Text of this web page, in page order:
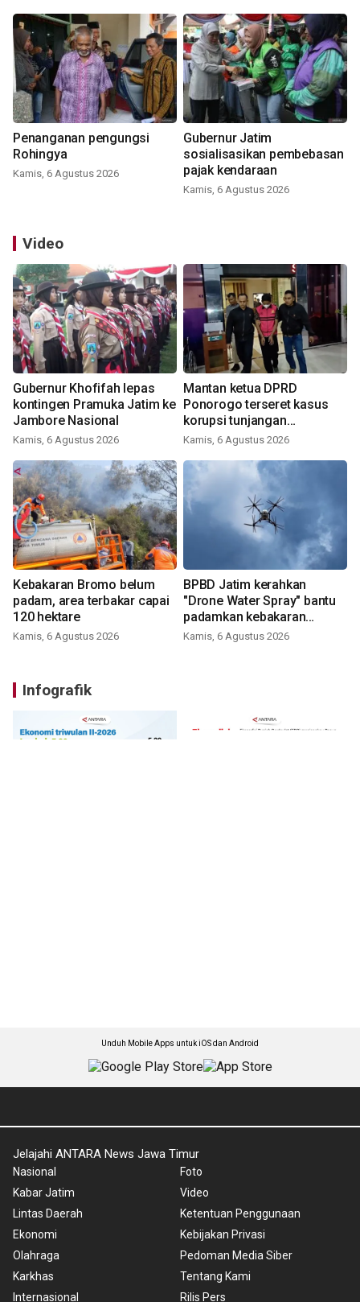
Penanganan pengungsi
Rohingya
Kamis, 6 Agustus 2026
Gubernur Jatim
sosialisasikan pembebasan
pajak kendaraan
Kamis, 6 Agustus 2026
Video
Gubernur Khofifah lepas
kontingen Pramuka Jatim ke
Jambore Nasional
Kamis, 6 Agustus 2026
Mantan ketua DPRD
Ponorogo terseret kasus
korupsi tunjangan
perumahan
Kamis, 6 Agustus 2026
Kebakaran Bromo belum
padam, area terbakar capai
120 hektare
Kamis, 6 Agustus 2026
BPBD Jatim kerahkan
"Drone Water Spray" bantu
padamkan kebakaran
Bromo
Kamis, 6 Agustus 2026
Infografik
Unduh Mobile Apps untuk iOS dan Android
Jelajahi ANTARA News Jawa Timur
Nasional
Kabar Jatim
Lintas Daerah
Ekonomi
Olahraga
Karkhas
Internasional
Foto
Video
Ketentuan Penggunaan
Kebijakan Privasi
Pedoman Media Siber
Tentang Kami
Rilis Pers